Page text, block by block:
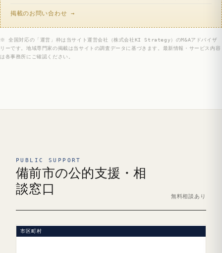
掲載のお問い合わせ →
※ 全国対応の「運営」枠は当サイト運営会社（株式会社KI Strategy）のM&Aアドバイザ
リーです。地域専門家の掲載は当サイトの調査データに基づきます。最新情報・サービス内容
は各事務所にご確認ください。
PUBLIC SUPPORT
備前市の公的支援・相
談窓口
無料相談あり
市区町村